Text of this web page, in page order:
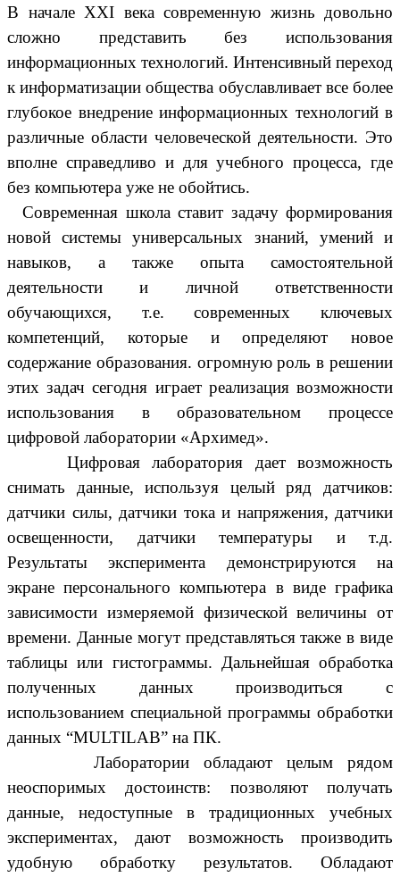
В начале XXI века современную жизнь довольно
сложно представить без использования
информационных технологий. Интенсивный переход
к информатизации общества обуславливает все более
глубокое внедрение информационных технологий в
различные области человеческой деятельности. Это
вполне справедливо и для учебного процесса, где
без компьютера уже не обойтись.
Современная школа ставит задачу формирования
новой системы универсальных знаний, умений и
навыков, а также опыта самостоятельной
деятельности и личной ответственности
обучающихся, т.е. современных ключевых
компетенций, которые и определяют новое
содержание образования. огромную роль в решении
этих задач сегодня играет реализация возможности
использования в образовательном процессе
цифровой лаборатории «Архимед».
Цифровая лаборатория дает возможность
снимать данные, используя целый ряд датчиков:
датчики силы, датчики тока и напряжения, датчики
освещенности, датчики температуры и т.д.
Результаты эксперимента демонстрируются на
экране персонального компьютера в виде графика
зависимости измеряемой физической величины от
времени. Данные могут представляться также в виде
таблицы или гистограммы. Дальнейшая обработка
полученных данных производиться с
использованием специальной программы обработки
данных “MULTILAB” на ПК.
Лаборатории обладают целым рядом
неоспоримых достоинств: позволяют получать
данные, недоступные в традиционных учебных
экспериментах, дают возможность производить
удобную обработку результатов. Обладают